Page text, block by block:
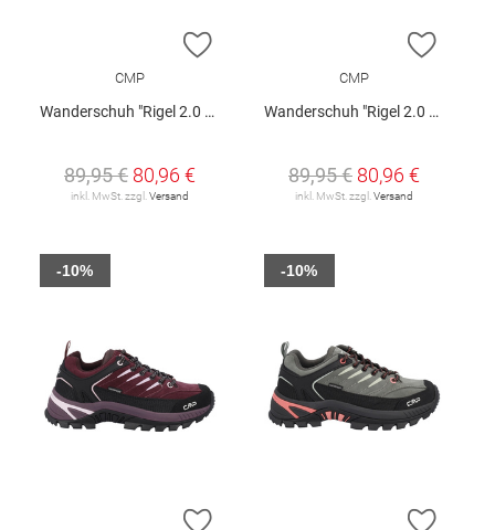
ZUR WUNSCHLISTE HINZUFÜGEN
CMP
Wanderschuh "Rigel 2.0 Low W"
89,95 € 80,96 €
inkl. MwSt. zzgl. Versand
ZUR
CMP
Wanderschuh "Rigel 2.0 Low W"
89,95 € 80,96 €
inkl. MwSt. zzgl. Versand
ZUR WUNSCHLISTE HINZUFÜGEN
-10%
ZUR
-10%